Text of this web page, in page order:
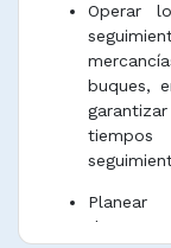
Operar
buques,